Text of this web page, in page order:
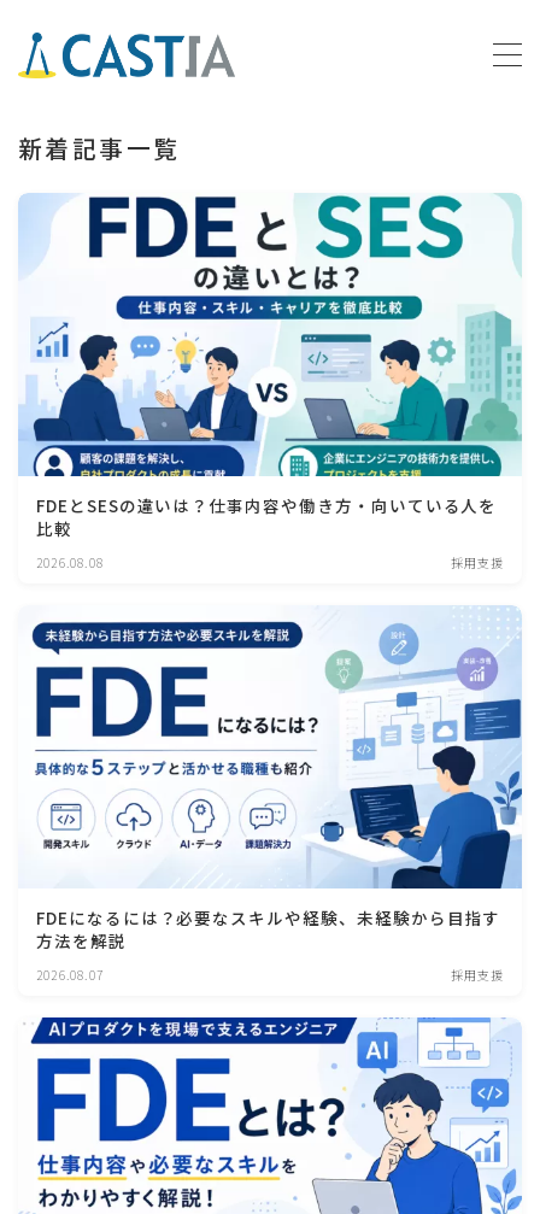
MENU
運営者情報
よくある質問
お問い合わせ
新着記事一覧
FDEとSESの違いは？仕事内容や働き方・向いている人を
比較
2026.08.08 採用支援
FDEになるには？必要なスキルや経験、未経験から目指す
方法を解説
2026.08.07 採用支援